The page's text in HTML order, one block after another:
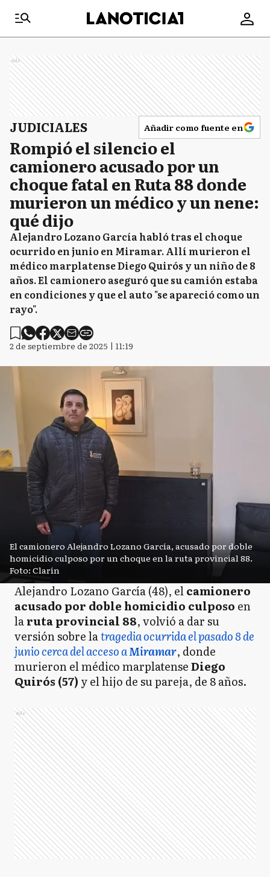
Ads
JUDICIALES Añadir como fuente en
Rompió el silencio el
camionero acusado por un
choque fatal en Ruta 88 donde
murieron un médico y un nene:
qué dijo
Alejandro Lozano García habló tras el choque
ocurrido en junio en Miramar. Allí murieron el
médico marplatense Diego Quirós y un niño de 8
años. El camionero aseguró que su camión estaba
en condiciones y que el auto "se apareció como un
rayo".
2 de septiembre de 2025 | 11:19
El camionero Alejandro Lozano García, acusado por doble
homicidio culposo por un choque en la ruta provincial 88.
Foto: Clarín
Alejandro Lozano García (48), elcamionero
acusado por doble homicidio culposo en
laruta provincial 88, volvió a dar su
versión sobre latragedia ocurrida el pasado 8 de
junio cerca del acceso aMiramar, donde
murieron el médico marplatenseDiego
Quirós (57) y el hijo de su pareja, de 8 años.
Ads